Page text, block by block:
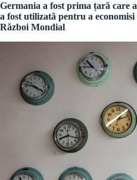
Germania a fost prima țară care
a fost utilizată pentru a
Război Mondial